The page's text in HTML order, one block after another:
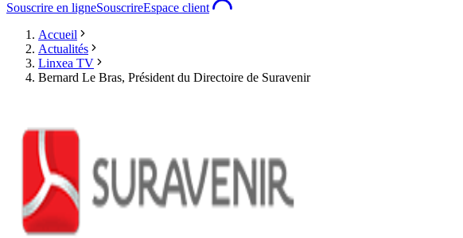
Souscrire en ligneSouscrireEspace client
Accueil
Actualités
Linxea TV
Bernard Le Bras, Président du Directoire de Suravenir